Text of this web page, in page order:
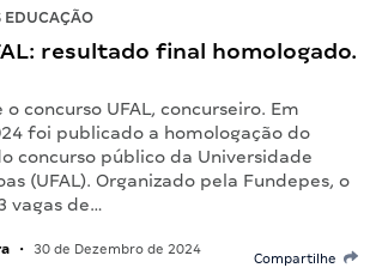
EDUCAÇÃO
resultado final homologado.
concurso UFAL, concurseiro. Em
foi publicado a homologação do
concurso público da Universidade
(UFAL). Organizado pela Fundepes, o
vagas de…
• 30 de Dezembro de 2024
Compartilhe